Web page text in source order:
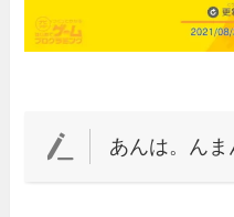
あんは。んま